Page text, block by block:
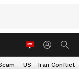
US - Iran Conflict